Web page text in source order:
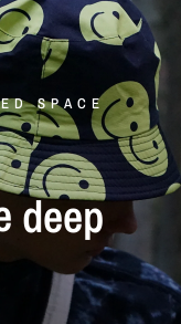
SPACE
deep
Norden och Europa.